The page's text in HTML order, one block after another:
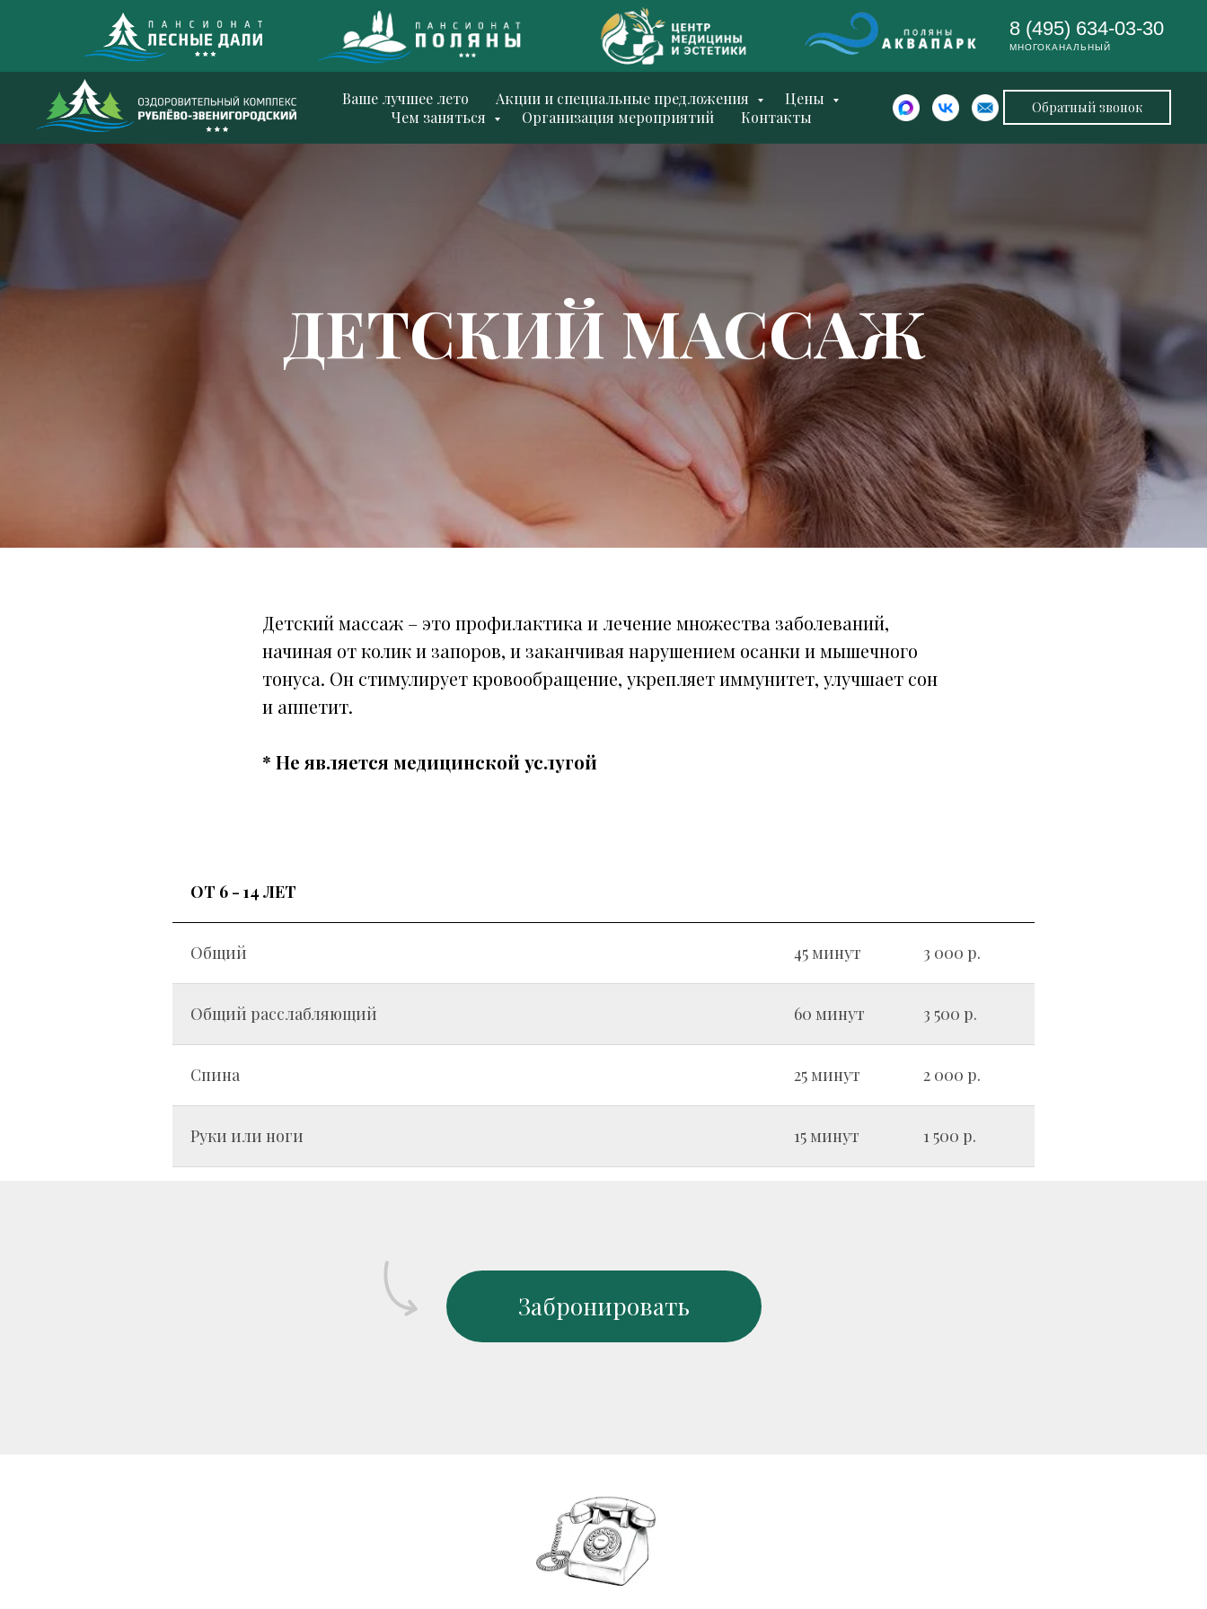
8 (495) 634-03-30
МНОГОКАНАЛЬНЫЙ
Ваше лучшее лето Акции и специальные предложения
Цены
Чем заняться
Организация мероприятий Контакты
Обратный звонок
ДЕТСКИЙ МАССАЖ
Детский массаж – это профилактика и лечение множества заболеваний,
начиная от колик и запоров, и заканчивая нарушением осанки и мышечного
тонуса. Он стимулирует кровообращение, укрепляет иммунитет, улучшает сон
и аппетит.
* Не является медицинской услугой
ОТ 6 - 14 ЛЕТ
Общий 45 минут 3 000 р.
Общий расслабляющий 60 минут 3 500 р.
Спина 25 минут 2 000 р.
Руки или ноги 15 минут 1 500 р.
Забронировать